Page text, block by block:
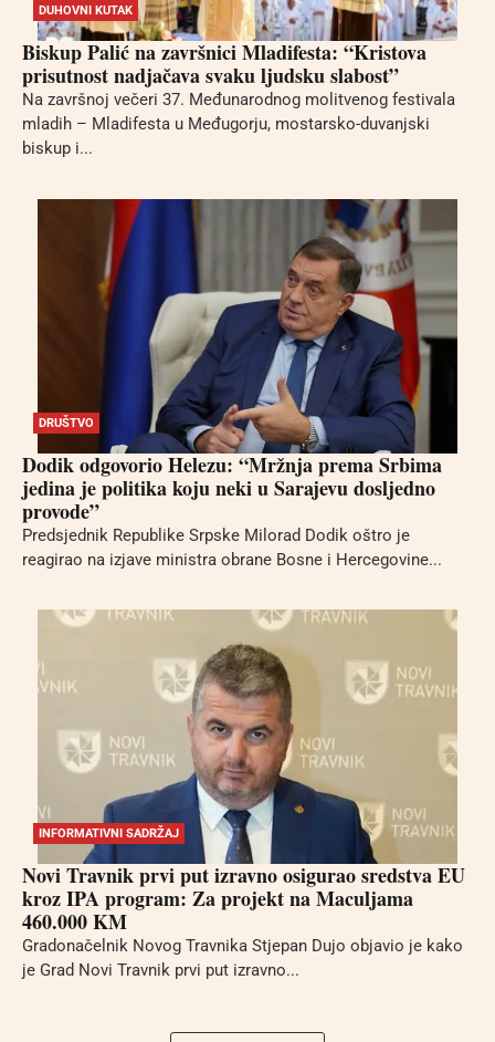
DUHOVNI KUTAK
Biskup Palić na završnici Mladifesta: “Kristova
prisutnost nadjačava svaku ljudsku slabost”
Na završnoj večeri 37. Međunarodnog molitvenog festivala
mladih – Mladifesta u Međugorju, mostarsko-duvanjski
biskup i...
DRUŠTVO
Dodik odgovorio Helezu: “Mržnja prema Srbima
jedina je politika koju neki u Sarajevu dosljedno
provode”
Predsjednik Republike Srpske Milorad Dodik oštro je
reagirao na izjave ministra obrane Bosne i Hercegovine...
INFORMATIVNI SADRŽAJ
Novi Travnik prvi put izravno osigurao sredstva EU
kroz IPA program: Za projekt na Maculjama
460.000 KM
Gradonačelnik Novog Travnika Stjepan Dujo objavio je kako
je Grad Novi Travnik prvi put izravno...